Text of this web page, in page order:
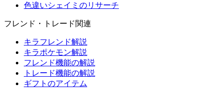
色違いシェイミのリサーチ
フレンド・トレード関連
キラフレンド解説
キラポケモン解説
フレンド機能の解説
トレード機能の解説
ギフトのアイテム